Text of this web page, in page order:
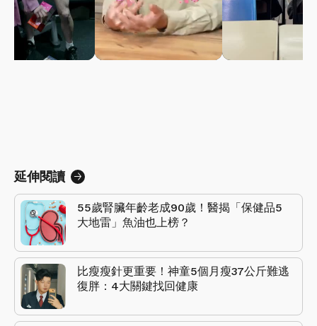
延伸閱讀
55歲腎臟年齡老成90歲！醫揭「保健品5
大地雷」魚油也上榜？
比瘦瘦針更重要！神童5個月瘦37公斤難逃
復胖：4大關鍵找回健康